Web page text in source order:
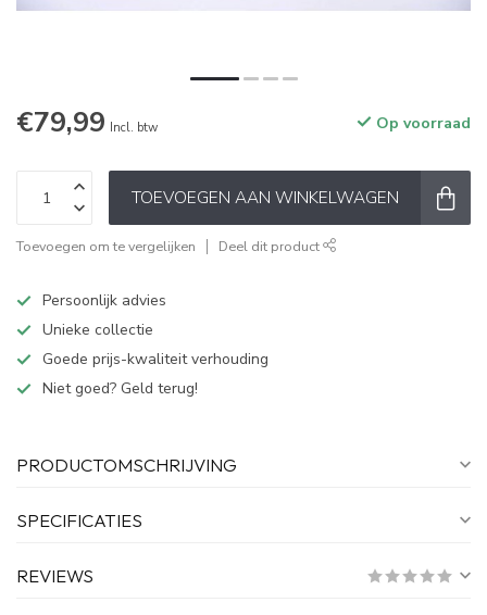
€79,99 Incl. btw Op voorraad
TOEVOEGEN AAN WINKELWAGEN
Toevoegen om te vergelijken Deel dit product
Persoonlijk advies
Unieke collectie
Goede prijs-kwaliteit verhouding
Niet goed? Geld terug!
PRODUCTOMSCHRIJVING
SPECIFICATIES
REVIEWS